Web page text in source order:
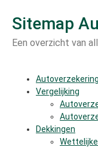
Sitemap
Een overzicht van
Vergelijking
Dekkingen